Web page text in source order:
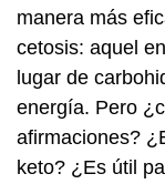
manera más
cetosis: aquel
lugar de
energía. Pero
afirmaciones?
keto? ¿Es útil